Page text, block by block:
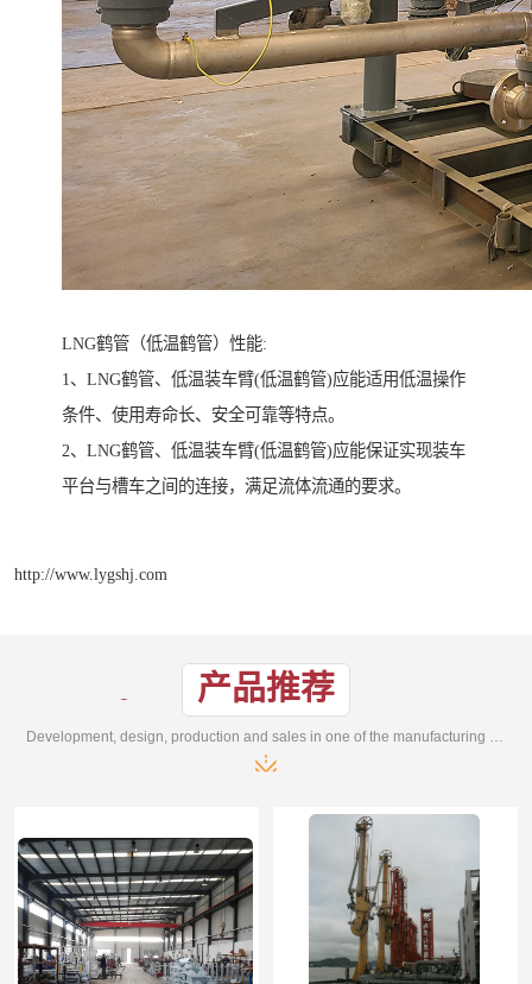
LNG鹤管（低温鹤管）性能:
1、LNG鹤管、低温装车臂(低温鹤管)应能适用低温操作
条件、使用寿命长、安全可靠等特点。
2、LNG鹤管、低温装车臂(低温鹤管)应能保证实现装车
平台与槽车之间的连接，满足流体流通的要求。
http://www.lygshj.com
产品推荐
Development, design, production and sales in one of the manufacturing enterprises